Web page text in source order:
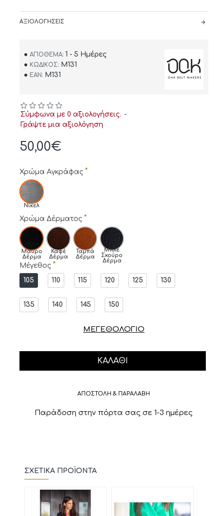
ΑΞΙΟΛΟΓΉΣΕΙΣ
ΑΠΌΘΕΜΑ: 1 - 5 Ημέρες
ΚΩΔΙΚΌΣ: M131
EAN: M131
Σύμφωνα με 0 αξιολογήσεις. -
Γράψτε μια αξιολόγηση
50,00€
Χρώμα Αγκράφας
Νίκελ
Χρώμα Δέρματος
Μαύρο
Δέρμα
Καφέ
Δέρμα
Ταμπά
Δέρμα
Μπλε
Σκούρο
Δέρμα
Μέγεθος
105
110 115 120 125 130
135 140 145 150
ΚΑΛΆΘΙ
ΜΕΓΕΘΟΛΟΓΙΟ
ΑΠΟΣΤΟΛΗ & ΠΑΡΑΛΑΒΗ
Παράδοση στην πόρτα σας σε 1-3 ημέρες
ΣΧΕΤΙΚΆ ΠΡΟΪΌΝΤΑ